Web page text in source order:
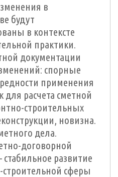
в
будут
в контексте
практики.
документации
спорные
применения
для расчета сметной
строительных
новизна.
дела.
договорной
развитие
сферы